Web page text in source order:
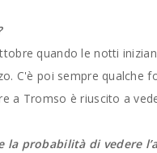
quando le notti
C'è poi sempre qualche
a Tromso è riuscito a
la probabilità di vedere